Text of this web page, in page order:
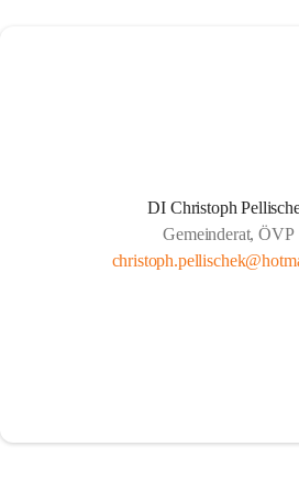
DI Christoph
Gemeinderat, ÖVP